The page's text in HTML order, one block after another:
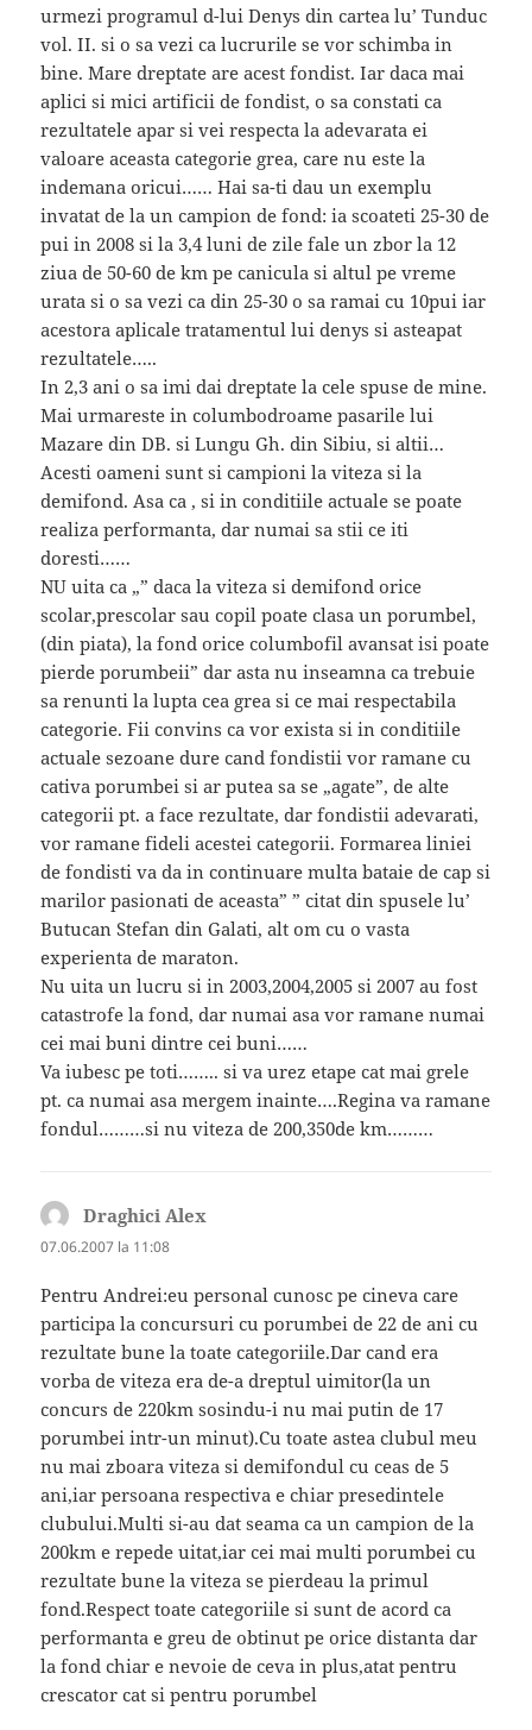
urmezi programul d-lui Denys din cartea lu’ Tunduc
vol. II. si o sa vezi ca lucrurile se vor schimba in
bine. Mare dreptate are acest fondist. Iar daca mai
aplici si mici artificii de fondist, o sa constati ca
rezultatele apar si vei respecta la adevarata ei
valoare aceasta categorie grea, care nu este la
indemana oricui…… Hai sa-ti dau un exemplu
invatat de la un campion de fond: ia scoateti 25-30 de
pui in 2008 si la 3,4 luni de zile fale un zbor la 12
ziua de 50-60 de km pe canicula si altul pe vreme
urata si o sa vezi ca din 25-30 o sa ramai cu 10pui iar
acestora aplicale tratamentul lui denys si asteapat
rezultatele…..
In 2,3 ani o sa imi dai dreptate la cele spuse de mine.
Mai urmareste in columbodroame pasarile lui
Mazare din DB. si Lungu Gh. din Sibiu, si altii…
Acesti oameni sunt si campioni la viteza si la
demifond. Asa ca , si in conditiile actuale se poate
realiza performanta, dar numai sa stii ce iti
doresti……
NU uita ca „” daca la viteza si demifond orice
scolar,prescolar sau copil poate clasa un porumbel,
(din piata), la fond orice columbofil avansat isi poate
pierde porumbeii” dar asta nu inseamna ca trebuie
sa renunti la lupta cea grea si ce mai respectabila
categorie. Fii convins ca vor exista si in conditiile
actuale sezoane dure cand fondistii vor ramane cu
cativa porumbei si ar putea sa se „agate”, de alte
categorii pt. a face rezultate, dar fondistii adevarati,
vor ramane fideli acestei categorii. Formarea liniei
de fondisti va da in continuare multa bataie de cap si
marilor pasionati de aceasta” ” citat din spusele lu’
Butucan Stefan din Galati, alt om cu o vasta
experienta de maraton.
Nu uita un lucru si in 2003,2004,2005 si 2007 au fost
catastrofe la fond, dar numai asa vor ramane numai
cei mai buni dintre cei buni……
Va iubesc pe toti…….. si va urez etape cat mai grele
pt. ca numai asa mergem inainte….Regina va ramane
fondul………si nu viteza de 200,350de km………
Draghici Alex
07.06.2007 la 11:08
Pentru Andrei:eu personal cunosc pe cineva care
participa la concursuri cu porumbei de 22 de ani cu
rezultate bune la toate categoriile.Dar cand era
vorba de viteza era de-a dreptul uimitor(la un
concurs de 220km sosindu-i nu mai putin de 17
porumbei intr-un minut).Cu toate astea clubul meu
nu mai zboara viteza si demifondul cu ceas de 5
ani,iar persoana respectiva e chiar presedintele
clubului.Multi si-au dat seama ca un campion de la
200km e repede uitat,iar cei mai multi porumbei cu
rezultate bune la viteza se pierdeau la primul
fond.Respect toate categoriile si sunt de acord ca
performanta e greu de obtinut pe orice distanta dar
la fond chiar e nevoie de ceva in plus,atat pentru
crescator cat si pentru porumbel